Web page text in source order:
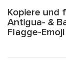
Kopiere und
Antigua- &
Flagge-